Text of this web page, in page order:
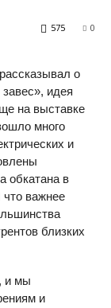
0
575
о
идея
на выставке
много
и
обкатана в
что важнее
близких
и мы
и